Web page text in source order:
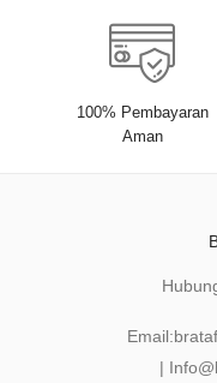
100% Pembayaran
Aman
Email:
|